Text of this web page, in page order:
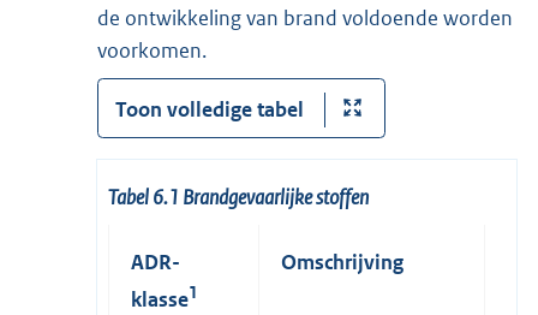
de ontwikkeling van brand voldoende worden
voorkomen.
Toon volledige tabel
Tabel 6.1 Brandgevaarlijke stoffen
ADR-
klasse1
Omschrijving